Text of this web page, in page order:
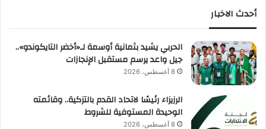
أحدث الاخبار
الحربي يشيد بثمانية أوسمة لـ«أخضر التايكوندو»..
جيل واعد يرسم مستقبل الإنجازات
8 أغسطس، 2026
الرزيزاء رئيسًا لاتحاد القدم بالتزكية.. وقائمته
الوحيدة المستوفية للشروط
8 أغسطس، 2026